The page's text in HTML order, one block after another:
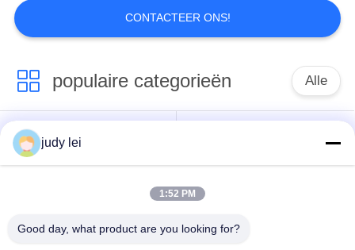
Picanolweefgetouw
JW Loom
onderdelen
79
CONTACTEER ONS!
populaire categorieën Alle
wevend
weefgetouwvervangstukken
rapierweefgetouw
het Airjetweefgetouw
judy lei
1:52 PM
Good day, what product are you looking for?